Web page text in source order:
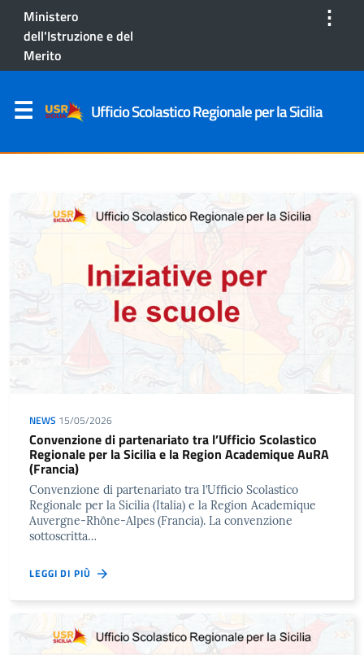
Ministero
dell'Istruzione e del
Merito
⋮
Ufficio Scolastico Regionale per la Sicilia
NEWS 15/05/2026
Convenzione di partenariato tra l’Ufficio Scolastico
Regionale per la Sicilia e la Region Academique AuRA
(Francia)
Convenzione di partenariato tra l’Ufficio Scolastico
Regionale per la Sicilia (Italia) e la Region Academique
Auvergne-Rhône-Alpes (Francia). La convenzione
sottoscritta…
LEGGI DI PIÙ